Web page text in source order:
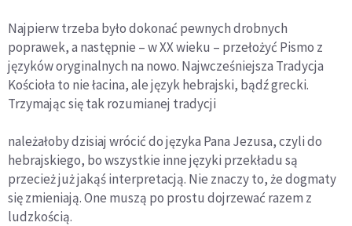
Najpierw trzeba było dokonać pewnych drobnych
poprawek, a następnie – w XX wieku – przełożyć Pismo z
języków oryginalnych na nowo. Najwcześniejsza Tradycja
Kościoła to nie łacina, ale język hebrajski, bądź grecki.
Trzymając się tak rozumianej tradycji
należałoby dzisiaj wrócić do języka Pana Jezusa, czyli do
hebrajskiego, bo wszystkie inne języki przekładu są
przecież już jakąś interpretacją. Nie znaczy to, że dogmaty
się zmieniają. One muszą po prostu dojrzewać razem z
ludzkością.